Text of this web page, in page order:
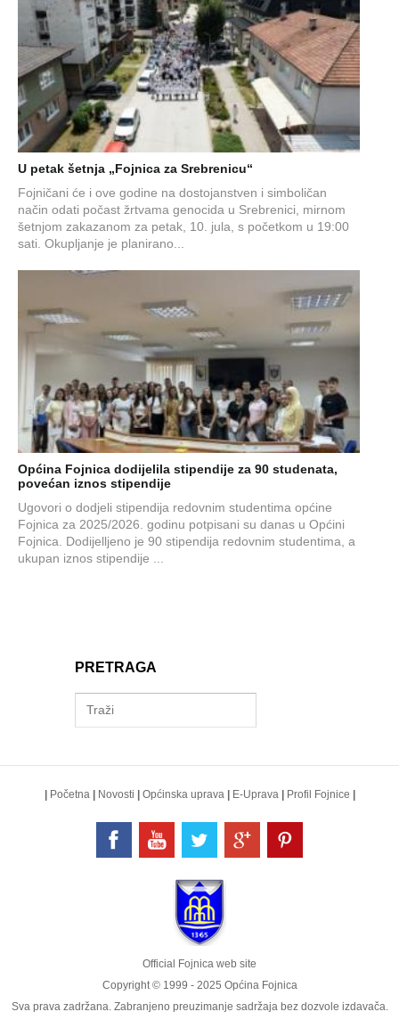
U petak šetnja „Fojnica za Srebrenicu“
Fojničani će i ove godine na dostojanstven i simboličan
način odati počast žrtvama genocida u Srebrenici, mirnom
šetnjom zakazanom za petak, 10. jula, s početkom u 19:00
sati. Okupljanje je planirano...
Općina Fojnica dodijelila stipendije za 90 studenata,
povećan iznos stipendije
Ugovori o dodjeli stipendija redovnim studentima općine
Fojnica za 2025/2026. godinu potpisani su danas u Općini
Fojnica. Dodijelljeno je 90 stipendija redovnim studentima, a
ukupan iznos stipendije ...
PRETRAGA
| Početna | Novosti | Općinska uprava | E-Uprava | Profil Fojnice |
Official Fojnica web site
Copyright © 1999 - 2025 Općina Fojnica
Sva prava zadržana. Zabranjeno preuzimanje sadržaja bez dozvole izdavača.